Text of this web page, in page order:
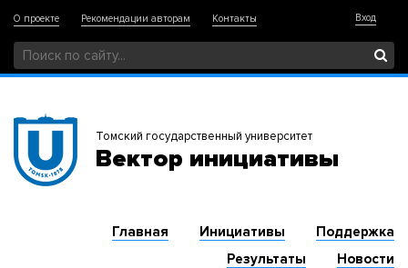
О проекте Рекомендации авторам Контакты Вход
Томский государственный университет
Вектор инициативы
Главная Инициативы
Поддержка
Результаты
Новости